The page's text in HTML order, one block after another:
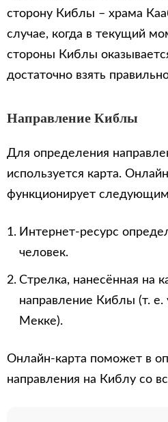
сторону Киблы – храма
случае, когда в текущий
стороны Киблы
достаточно взять
Направление Киблы
Для определения
используется карта.
функционирует
Интернет-ресурс
человек.
Стрелка, нанесённая на
направление Киблы (т. е.
Мекке).
Онлайн-карта поможет в
направления на Киблу со